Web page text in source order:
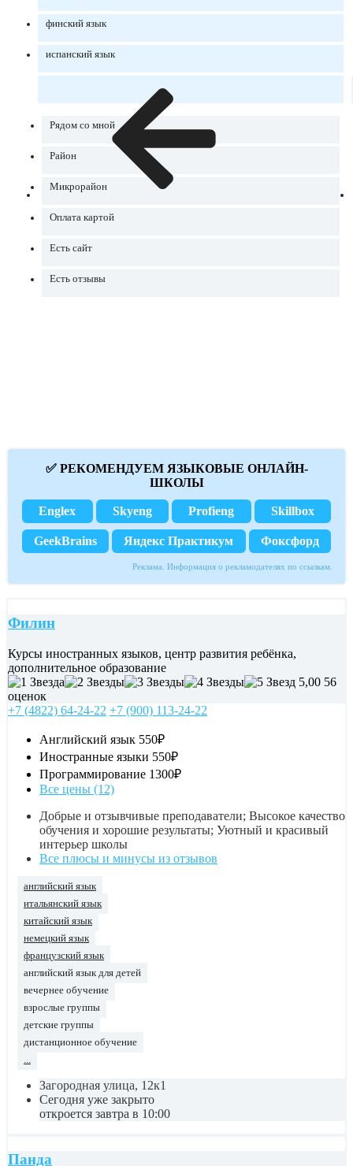
финский язык
испанский язык
Рядом со мной
Район
Микрорайон
Оплата картой
Есть сайт
Есть отзывы
✅ РЕКОМЕНДУЕМ ЯЗЫКОВЫЕ ОНЛАЙН-
ШКОЛЫ
Englex Skyeng Profieng Skillbox
GeekBrains Яндекс Практикум Фоксфорд
Реклама. Информация о рекламодателях по ссылкам.
Филин
Курсы иностранных языков, центр развития ребёнка,
дополнительное образование
5,00 56
оценок
+7 (4822) 64-24-22 +7 (900) 113-24-22
Английский язык 550₽
Иностранные языки 550₽
Программирование 1300₽
Все цены (12)
Добрые и отзывчивые преподаватели; Высокое качество
обучения и хорошие результаты; Уютный и красивый
интерьер школы
Все плюсы и минусы из отзывов
английский язык
итальянский язык
китайский язык
немецкий язык
французский язык
английский язык для детей
вечернее обучение
взрослые группы
детские группы
дистанционное обучение
Загородная улица, 12к1
Сегодня уже закрыто
откроется завтра в 10:00
Панда